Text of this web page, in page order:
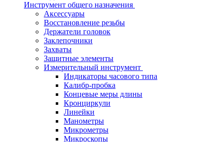
Инструмент общего назначения
Аксессуары
Восстановление резьбы
Держатели головок
Заклепочники
Захваты
Защитные элементы
Измерительный инструмент
Индикаторы часового типа
Калибр-пробка
Концевые меры длины
Кронциркули
Линейки
Манометры
Микрометры
Микроскопы